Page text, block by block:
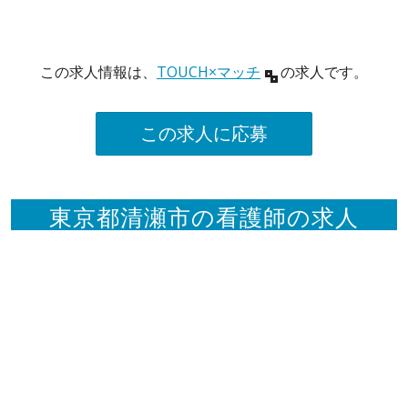
この求人情報は、 TOUCH×マッチ の求人です。
この求人に応募
東京都清瀬市の看護師の求人